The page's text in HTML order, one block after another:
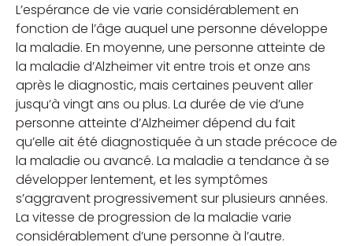
L’espérance de vie varie considérablement en
fonction de l’âge auquel une personne développe
la maladie. En moyenne, une personne atteinte de
la maladie d’Alzheimer vit entre trois et onze ans
après le diagnostic, mais certaines peuvent aller
jusqu’à vingt ans ou plus. La durée de vie d’une
personne atteinte d’Alzheimer dépend du fait
qu’elle ait été diagnostiquée à un stade précoce de
la maladie ou avancé. La maladie a tendance à se
développer lentement, et les symptômes
s’aggravent progressivement sur plusieurs années.
La vitesse de progression de la maladie varie
considérablement d’une personne à l’autre.